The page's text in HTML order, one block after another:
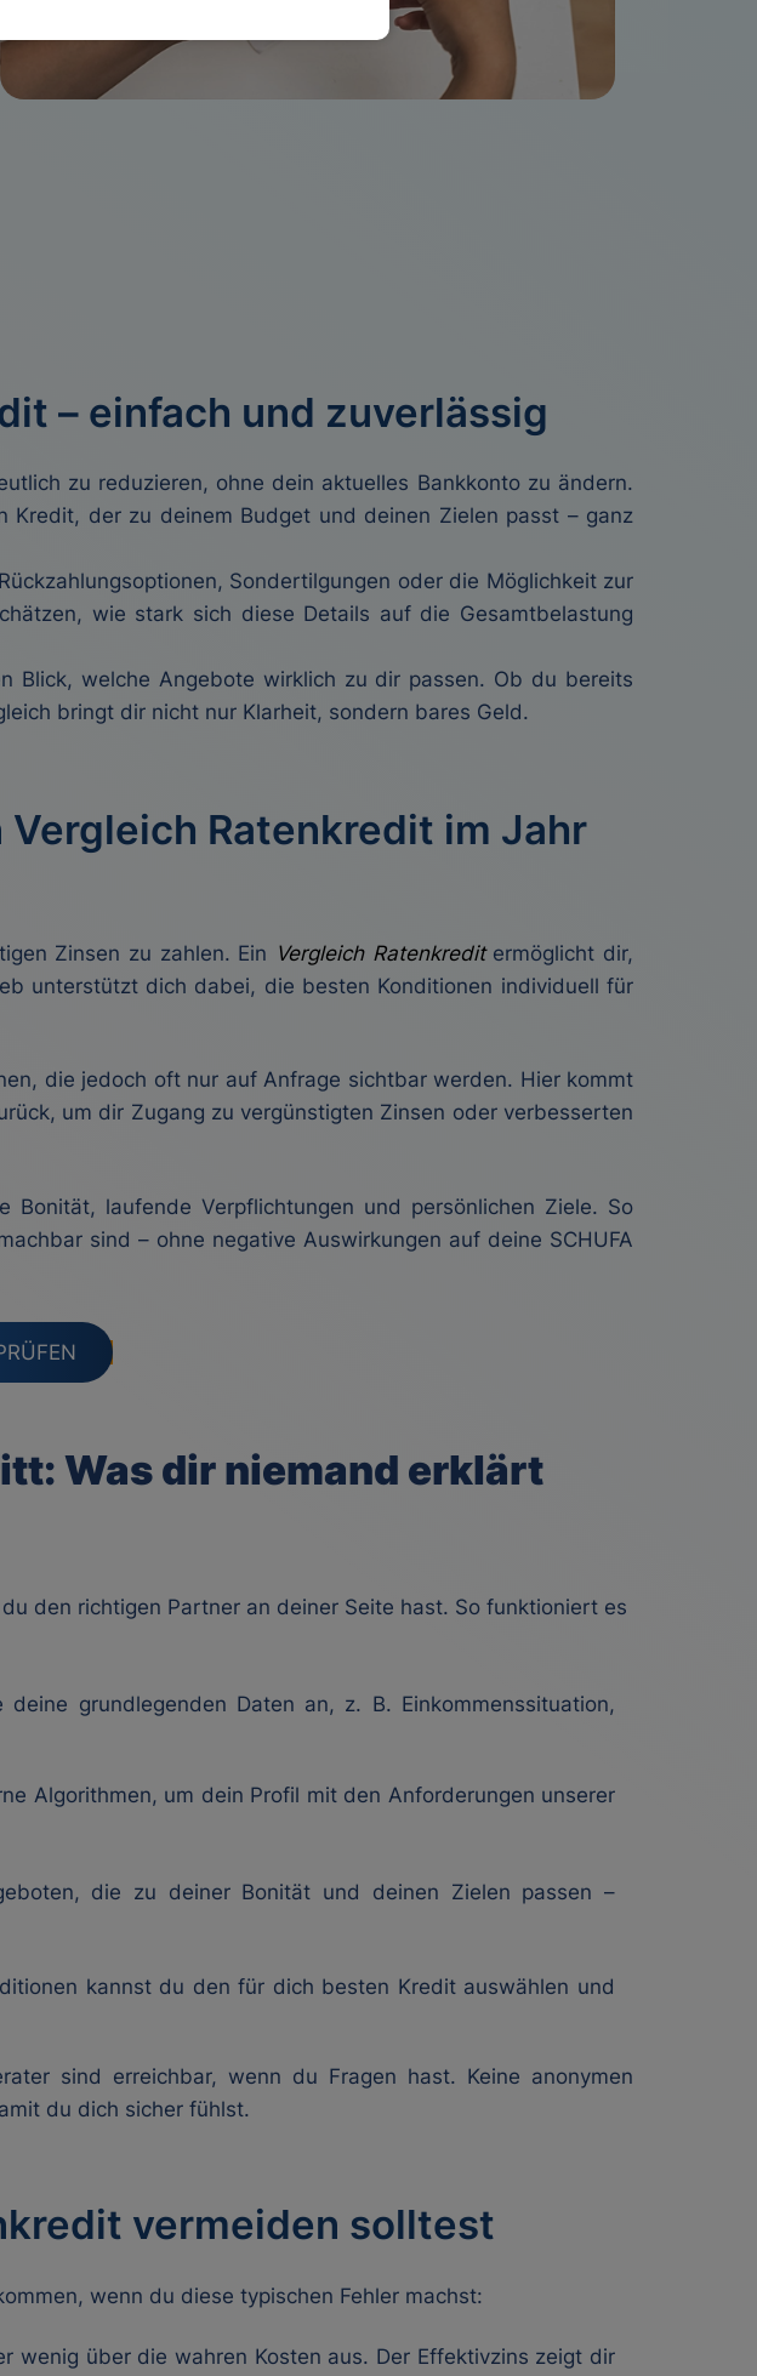
– einfach und zuverlässig
zu reduzieren, ohne dein aktuelles Bankkonto zu ändern.
der zu deinem Budget und deinen Zielen passt – ganz
Sondertilgungen oder die Möglichkeit zur
wie stark sich diese Details auf die Gesamtbelastung
Blick, welche Angebote wirklich zu dir passen. Ob du bereits
bringt dir nicht nur Klarheit, sondern bares Geld.
Ratenkredit im Jahr
Zinsen zu zahlen. Ein Vergleich Ratenkreditermöglicht dir,
unterstützt dich dabei, die besten Konditionen individuell für
die jedoch oft nur auf Anfrage sichtbar werden. Hier kommt
um dir Zugang zu vergünstigten Zinsen oder verbesserten
laufende Verpflichtungen und persönlichen Ziele. So
sind – ohne negative Auswirkungen auf deine SCHUFA
Was dir niemand erklärt
den richtigen Partner an deiner Seite hast. So funktioniert es
grundlegenden Daten an, z. B. Einkommenssituation,
Algorithmen, um dein Profil mit den Anforderungen unserer
die zu deiner Bonität und deinen Zielen passen –
kannst du den für dich besten Kredit auswählen und
sind erreichbar, wenn du Fragen hast. Keine anonymen
du dich sicher fühlst.
vermeiden solltest
wenn du diese typischen Fehler machst:
wenig über die wahren Kosten aus. Der Effektivzins zeigt dir